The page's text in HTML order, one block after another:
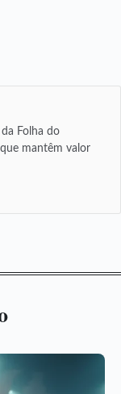
Folha do
mantêm valor